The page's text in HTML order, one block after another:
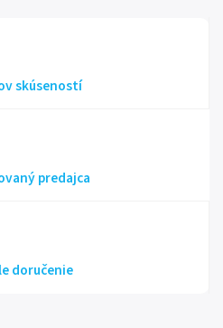
skúseností
predajca
doručenie